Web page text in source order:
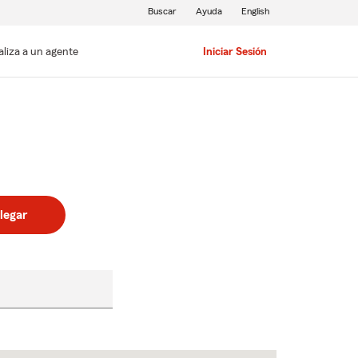
a un agente Iniciar Sesión
Buscar Ayuda English